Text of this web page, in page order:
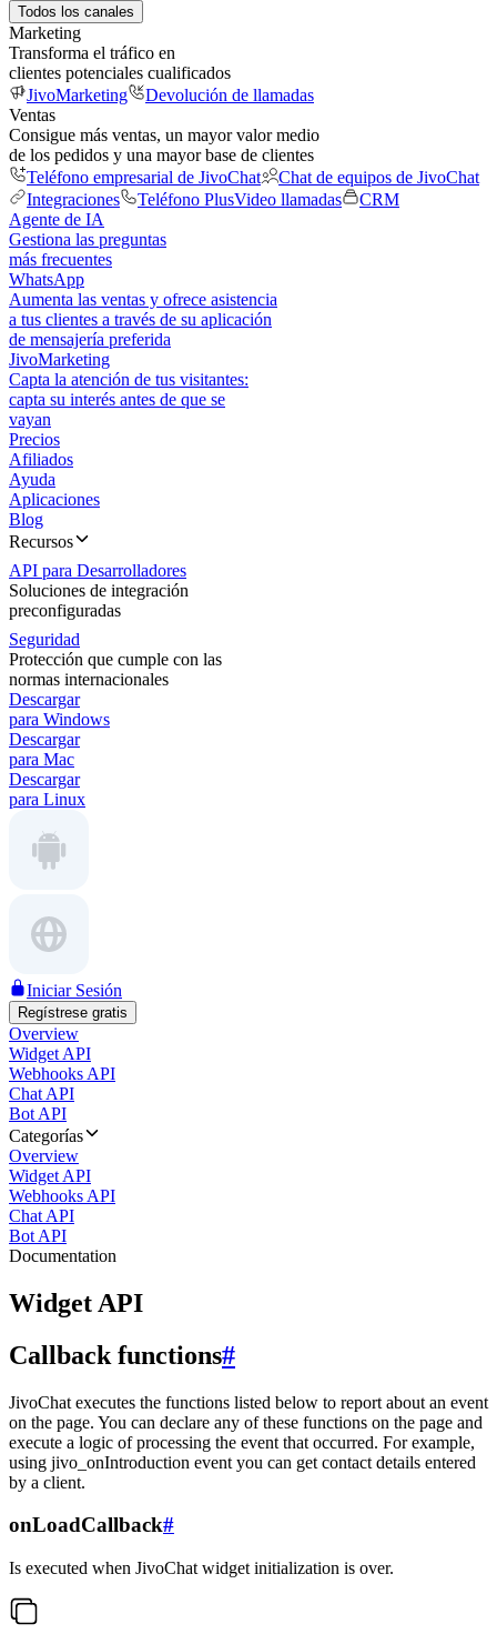
Todos los canales
Marketing
Transforma el tráfico en
clientes potenciales cualificados
JivoMarketing
Devolución de llamadas
Ventas
Consigue más ventas, un mayor valor medio
de los pedidos y una mayor base de clientes
Teléfono empresarial de JivoChat
Chat de equipos de JivoChat
Integraciones
Teléfono PlusVideo llamadas
CRM
Agente de IA
Gestiona las preguntas
más frecuentes
WhatsApp
Aumenta las ventas y ofrece asistencia
a tus clientes a través de su aplicación
de mensajería preferida
JivoMarketing
Capta la atención de tus visitantes:
capta su interés antes de que se
vayan
Precios
Afiliados
Ayuda
Aplicaciones
Blog
Recursos
API para Desarrolladores
Soluciones de integración
preconfiguradas
Seguridad
Protección que cumple con las
normas internacionales
Descargar
para Windows
Descargar
para Mac
Descargar
para Linux
Iniciar Sesión
Regístrese gratis
Overview
Widget API
Webhooks API
Chat API
Bot API
Categorías
Overview
Widget API
Webhooks API
Chat API
Bot API
Documentation
Widget API
Callback functions#
JivoChat executes the functions listed below to report about an event
on the page. You can declare any of these functions on the page and
execute a logic of processing the event that occurred. For example,
using jivo_onIntroduction event you can get contact details entered
by a client.
onLoadCallback#
Is executed when JivoChat widget initialization is over.